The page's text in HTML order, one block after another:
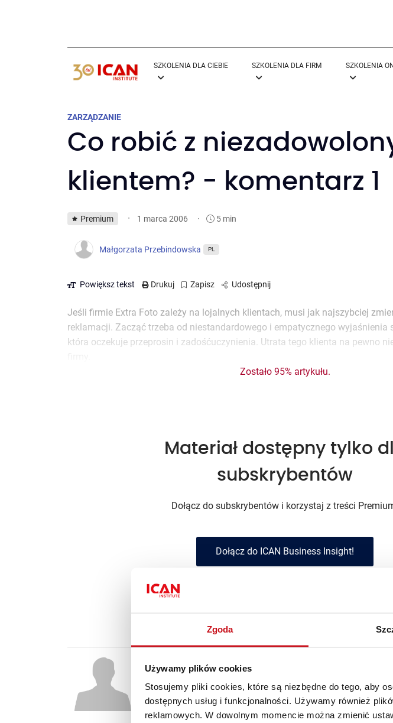
Zgoda
Używamy plików cookies
Stosujemy pliki cookies, które są niezbędne do tego, aby
dostępnych usług i funkcjonalności. Używamy również
reklamowych. W dowolnym momencie można zmienić
SZKOLENIA DLA CIEBIE SZKOLENIA DLA FIRM SZKOLENIA
ZARZĄDZANIE
Co robić z
klientem? - komentarz 1
Premium · 1 marca 2006 · 5 min
Małgorzata Przebindowska PL
Powiększ tekst Drukuj Zapisz Udostępnij
Jeśli firmie Extra Foto zależy na lojalnych klientach, musi jak najszybciej
reklamacji. Zacząć trzeba od niestandardowego i empatycznego wyjaśnienia
która oczekuje przeprosin i zadośćuczynienia. Utrata tego klienta na pewno
Zostało 95% artykułu.
Materiał dostępny tylko
subskrybentów
Dołącz do subskrybentów i korzystaj z treści
Dołącz do ICAN Business Insight!
Małgorzata Przebindowska
Dyrektor Departamentu Obsługi Klienta w Citibank Handlowy.